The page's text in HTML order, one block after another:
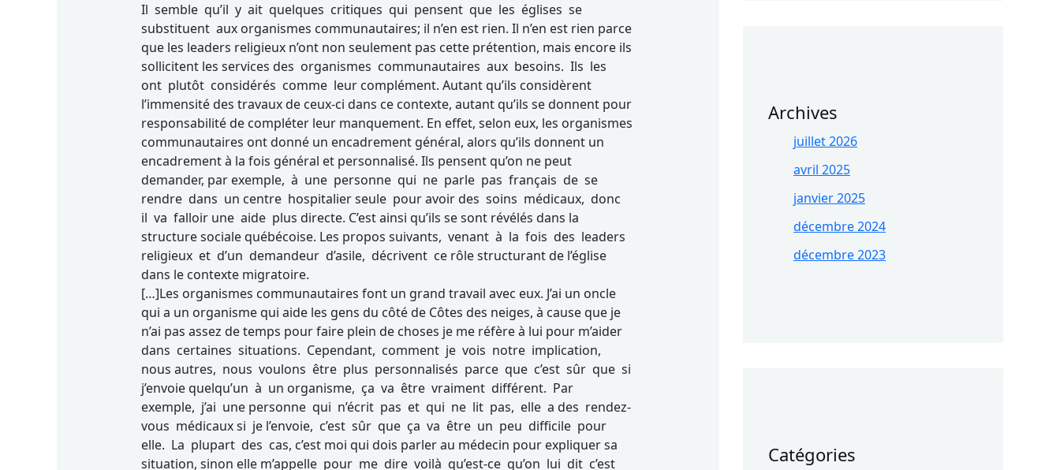
Il semble qu’il y ait quelques critiques qui pensent que les églises se
substituent aux organismes communautaires; il n’en est rien. Il n’en est rien parce
que les leaders religieux n’ont non seulement pas cette prétention, mais encore ils
sollicitent les services des organismes communautaires aux besoins. Ils les
ont plutôt considérés comme leur complément. Autant qu’ils considèrent
l’immensité des travaux de ceux-ci dans ce contexte, autant qu’ils se donnent pour
responsabilité de compléter leur manquement. En effet, selon eux, les organismes
communautaires ont donné un encadrement général, alors qu’ils donnent un
encadrement à la fois général et personnalisé. Ils pensent qu’on ne peut
demander, par exemple, à une personne qui ne parle pas français de se
rendre dans un centre hospitalier seule pour avoir des soins médicaux, donc
il va falloir une aide plus directe. C’est ainsi qu’ils se sont révélés dans la
structure sociale québécoise. Les propos suivants, venant à la fois des leaders
religieux et d’un demandeur d’asile, décrivent ce rôle structurant de l’église
dans le contexte migratoire.
[…]Les organismes communautaires font un grand travail avec eux. J’ai un oncle
qui a un organisme qui aide les gens du côté de Côtes des neiges, à cause que je
n’ai pas assez de temps pour faire plein de choses je me réfère à lui pour m’aider
dans certaines situations. Cependant, comment je vois notre implication,
nous autres, nous voulons être plus personnalisés parce que c’est sûr que si
j’envoie quelqu’un à un organisme, ça va être vraiment différent. Par
exemple, j’ai une personne qui n’écrit pas et qui ne lit pas, elle a des rendez-
vous médicaux si je l’envoie, c’est sûr que ça va être un peu difficile pour
elle. La plupart des cas, c’est moi qui dois parler au médecin pour expliquer sa
situation, sinon elle m’appelle pour me dire voilà qu’est-ce qu’on lui dit c’est
Archives
juillet 2026
avril 2025
janvier 2025
décembre 2024
décembre 2023
Catégories